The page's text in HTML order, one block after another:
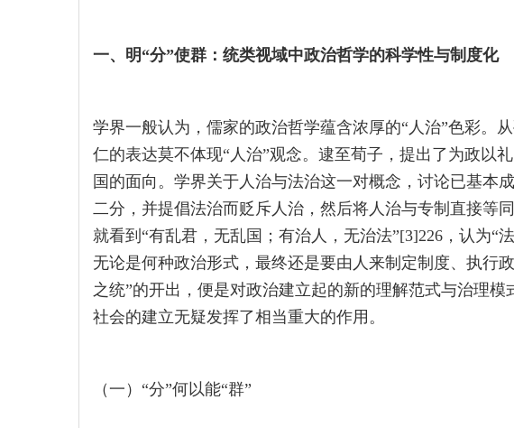
一、明“分”使群：统类视域中政治哲学的科学性与制度化
学界一般认为，儒家的政治哲学蕴含浓厚的“人治”色彩。
仁的表达莫不体现“人治”观念。逮至荀子，提出了为政以
国的面向。学界关于人治与法治这一对概念，讨论已基本
二分，并提倡法治而贬斥人治，然后将人治与专制直接等
就看到“有乱君，无乱国；有治人，无治法”[3]226，认为“
无论是何种政治形式，最终还是要由人来制定制度、执行
之统”的开出，便是对政治建立起的新的理解范式与治理
社会的建立无疑发挥了相当重大的作用。
（一）“分”何以能“群”